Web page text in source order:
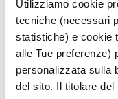
Utilizziamo cookie
tecniche (necessari
statistiche) e cookie
alle Tue preferenze)
personalizzata sulla
del sito. Il titolare del
Geschichte eines
dem stillen Mut
einer Frau, die an
Kraft der Liebe
Angst entdeckt.